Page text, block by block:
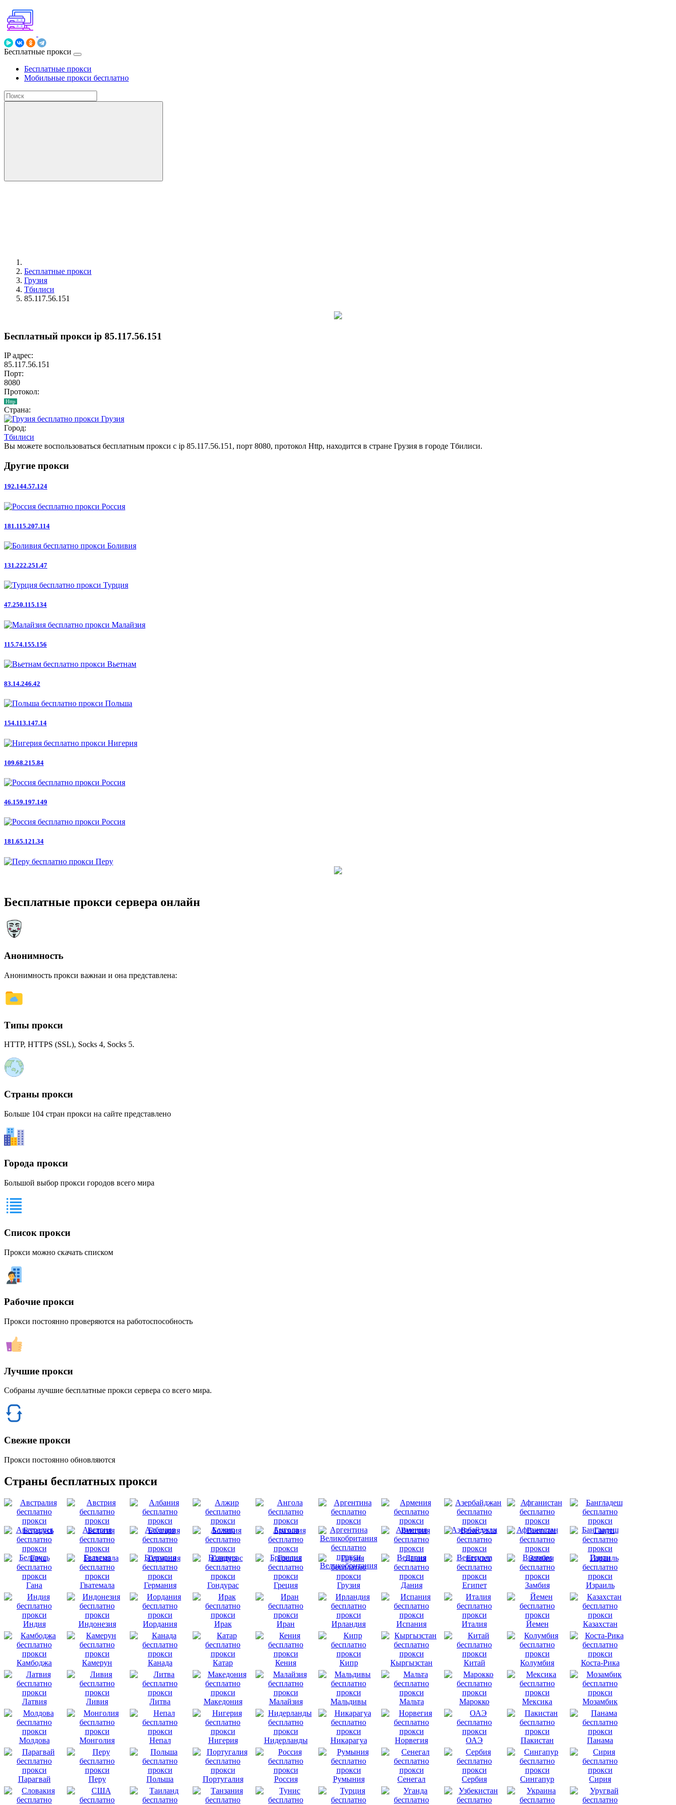
Бесплатные прокси
Бесплатные прокси
Мобильные прокси бесплатно
Бесплатные прокси
Грузия
Тбилиси
85.117.56.151
Бесплатный прокси ip 85.117.56.151
IP адрес:
85.117.56.151
Порт:
8080
Протокол:
Http
Страна:
Грузия
Город:
Тбилиси
Вы можете воспользоваться бесплатным прокси с ip 85.117.56.151, порт 8080, протокол Http, находится в стране Грузия в городе Тбилиси.
Другие прокси
192.144.57.124
Россия
181.115.207.114
Боливия
131.222.251.47
Турция
47.250.115.134
Малайзия
115.74.155.156
Вьетнам
83.14.246.42
Польша
154.113.147.14
Нигерия
109.68.215.84
Россия
46.159.197.149
Россия
181.65.121.34
Перу
Бесплатные прокси сервера онлайн
Анонимность
Анонимность прокси важнаи и она представлена:
Типы прокси
HTTP, HTTPS (SSL), Socks 4, Socks 5.
Страны прокси
Больше 104 стран прокси на сайте представлено
Города прокси
Большой выбор прокси городов всего мира
Список прокси
Прокси можно скачать списком
Рабочие прокси
Прокси постоянно проверяются на работоспособность
Лучшие прокси
Собраны лучшие бесплатные прокси сервера со всего мира.
Свежие прокси
Прокси постоянно обновляются
Страны бесплатных прокси
Австралия Австрия Албания Алжир Ангола Аргентина Армения Азербайджан Афганистан Бангладеш
Беларусь Бельгия Болгария Боливия
Бразилия
Великобритания
Венгрия Венесуэла Вьетнам Гаити
Гана Гватемала Германия Гондурас Греция Грузия Дания Египет Замбия Израиль
Индия Индонезия Иордания Ирак Иран Ирландия Испания Италия Йемен Казахстан
Камбоджа Камерун Канада Катар Кения Кипр Кыргызстан Китай Колумбия Коста-Рика
Латвия Ливия Литва Македония Малайзия Мальдивы Мальта Марокко Мексика Мозамбик
Молдова Монголия Непал Нигерия Нидерланды Никарагуа Норвегия ОАЭ Пакистан Панама
Парагвай Перу Польша Португалия Россия Румыния Сенегал Сербия Сингапур Сирия